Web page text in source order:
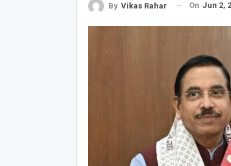
By Vikas Rahar On Jun 2,